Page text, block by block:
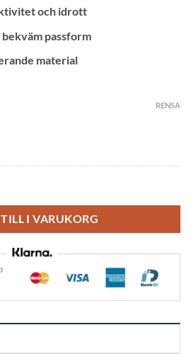
och idrott
passform
material
RENSA
I VARUKORG